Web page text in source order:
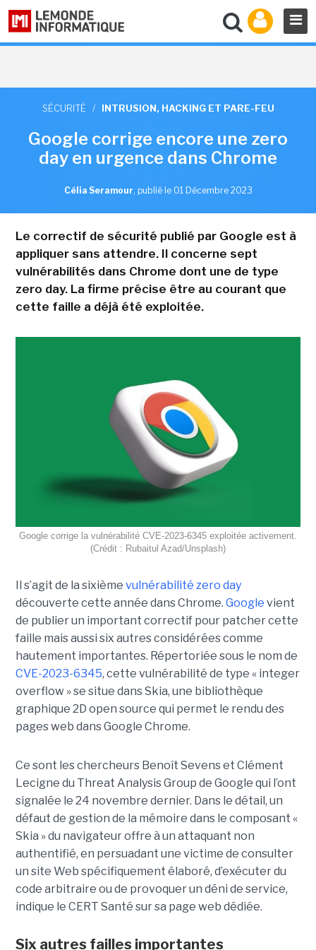
SÉCURITÉ / INTRUSION, HACKING ET PARE-FEU
Google corrige encore une zero
day en urgence dans Chrome
Célia Seramour, publié le 01 Décembre 2023
Le correctif de sécurité publié par Google est à
appliquer sans attendre. Il concerne sept
vulnérabilités dans Chrome dont une de type
zero day. La firme précise être au courant que
cette faille a déjà été exploitée.
Google corrige la vulnérabilité CVE-2023-6345 exploitée activement.
(Crédit : Rubaitul Azad/Unsplash)
Il s’agit de la sixième vulnérabilité zero day
découverte cette année dans Chrome. Google vient
de publier un important correctif pour patcher cette
faille mais aussi six autres considérées comme
hautement importantes. Répertoriée sous le nom de
CVE-2023-6345, cette vulnérabilité de type « integer
overflow » se situe dans Skia, une bibliothèque
graphique 2D open source qui permet le rendu des
pages web dans Google Chrome.
Ce sont les chercheurs Benoît Sevens et Clément
Lecigne du Threat Analysis Group de Google qui l’ont
signalée le 24 novembre dernier. Dans le détail, un
défaut de gestion de la mémoire dans le composant «
Skia » du navigateur offre à un attaquant non
authentifié, en persuadant une victime de consulter
un site Web spécifiquement élaboré, d’exécuter du
code arbitraire ou de provoquer un déni de service,
indique le CERT Santé sur sa page web dédiée.
Six autres failles importantes